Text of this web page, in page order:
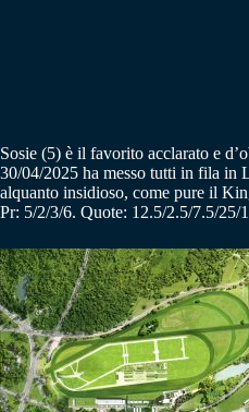
Sosie (5) è il favorito acclarato e
30/04/2025 ha messo tutti in fila in
alquanto insidioso, come pure il
Pr: 5/2/3/6. Quote: 12.5/2.5/7.5/25/